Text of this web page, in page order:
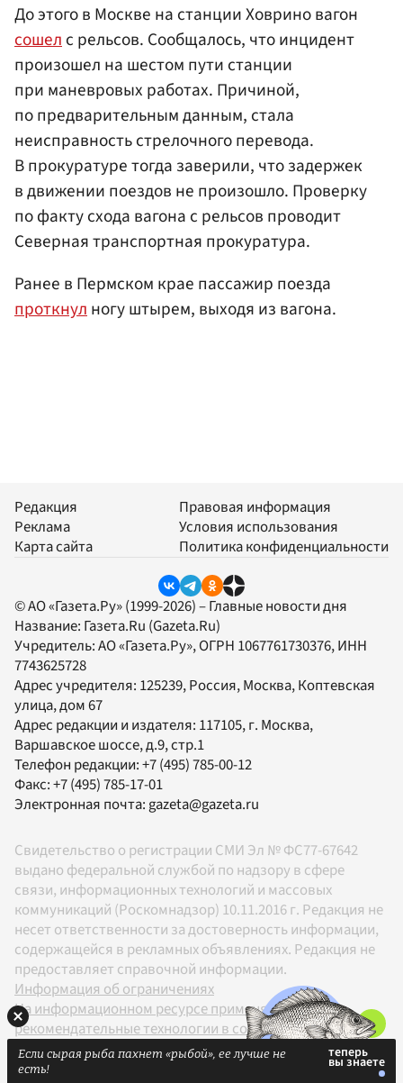
До этого в Москве на станции Ховрино вагон
сошелс рельсов. Сообщалось, что инцидент
произошел на шестом пути станции
при маневровых работах. Причиной,
по предварительным данным, стала
неисправность стрелочного перевода.
В прокуратуре тогда заверили, что задержек
в движении поездов не произошло. Проверку
по факту схода вагона с рельсов проводит
Северная транспортная прокуратура.
Ранее в Пермском крае пассажир поезда
проткнулногу штырем, выходя из вагона.
Редакция
Реклама
Карта сайта
Правовая информация
Условия использования
Политика конфиденциальности
© АО «Газета.Ру» (1999-2026) – Главные новости дня
Название: Газета.Ru (Gazeta.Ru)
Учредитель:АО «Газета.Ру», ОГРН 1067761730376, ИНН
7743625728
Адрес учредителя: 125239, Россия, Москва, Коптевская
улица, дом 67
Адрес редакции и издателя: 117105, г. Москва,
Варшавское шоссе, д.9, стр.1
Телефон редакции:+7 (495) 785-00-12
Факс:+7 (495) 785-17-01
Электронная почта:gazeta@gazeta.ru
Свидетельство о регистрации СМИ Эл № ФС77-67642
выдано федеральной службой по надзору в сфере
связи, информационных технологий и массовых
коммуникаций (Роскомнадзор) 10.11.2016 г. Редакция не
несет ответственности за достоверность информации,
содержащейся в рекламных объявлениях. Редакция не
предоставляет справочной информации.
Информация об ограничениях
На информационном ресурсе применяются
рекомендательные технологии в соответствии с
Правилами
Если сырая рыба пахнет «рыбой», ее лучше не
есть!